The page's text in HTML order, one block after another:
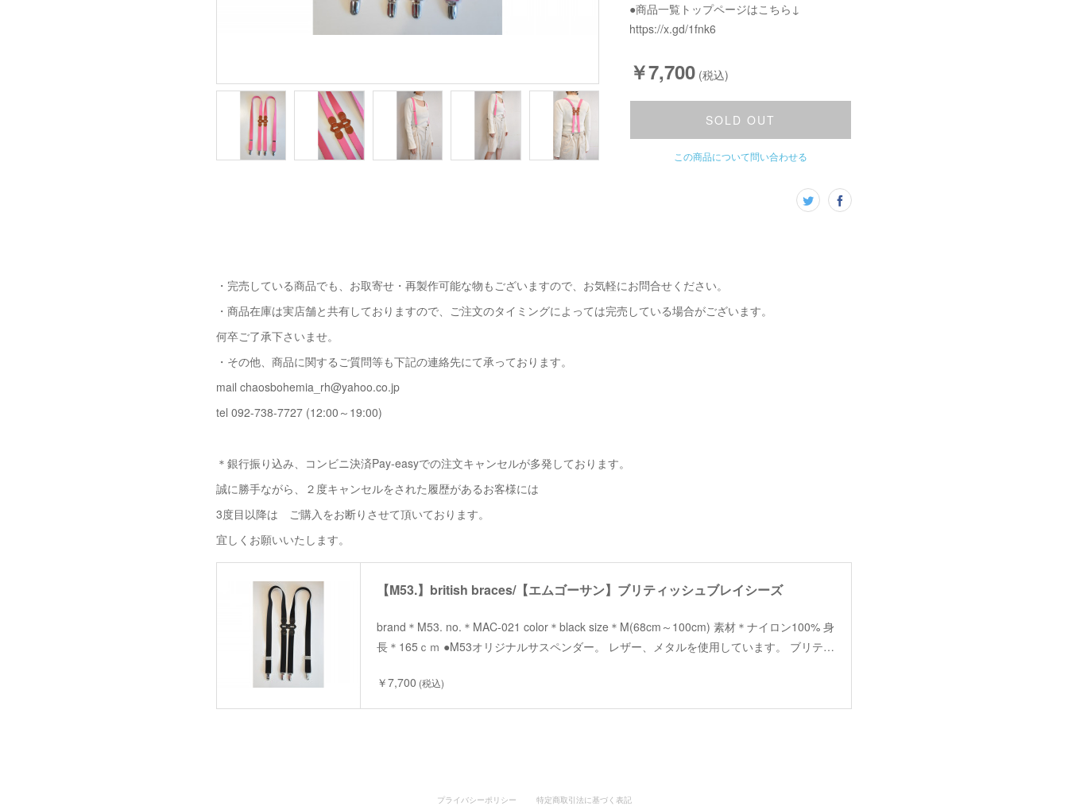
●商品一覧トップページはこちら↓
https://x.gd/1fnk6
￥7,700 (税込)
SOLD OUT
この商品について問い合わせる
・完売している商品でも、お取寄せ・再製作可能な物もございますので、お気軽にお問合せください。
・商品在庫は実店舗と共有しておりますので、ご注文のタイミングによっては完売している場合がございます。
何卒ご了承下さいませ。
・その他、商品に関するご質問等も下記の連絡先にて承っております。
mail chaosbohemia_rh@yahoo.co.jp
tel 092-738-7727 (12:00～19:00)
＊銀行振り込み、コンビニ決済Pay-easyでの注文キャンセルが多発しております。
誠に勝手ながら、２度キャンセルをされた履歴があるお客様には
3度目以降は ご購入をお断りさせて頂いております。
宜しくお願いいたします。
【M53.】british braces/【エムゴーサン】ブリティッシュブレイシーズ
brand＊M53. no.＊MAC-021 color＊black size＊M(68cm～100cm) 素材＊ナイロン100% 身
長＊165ｃｍ ●M53オリジナルサスペンダー。 レザー、メタルを使用しています。 ブリテ…
￥7,700 (税込)
プライバシーポリシー 特定商取引法に基づく表記